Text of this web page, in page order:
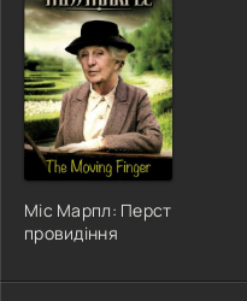
Міс Марпл: Перст
провидіння